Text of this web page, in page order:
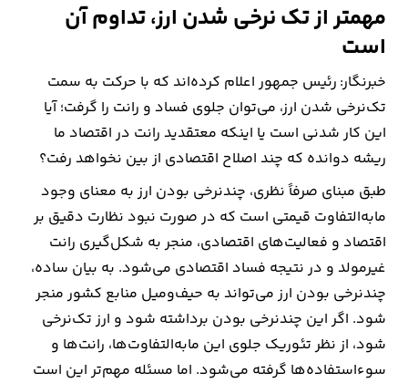
مهمتر از تک نرخی شدن ارز، تداوم آن
است
خبرنگار: رئیس جمهور اعلام کرده‌اند که با حرکت به سمت
تک‌نرخی شدن ارز، می‌توان جلوی فساد و رانت را گرفت؛ آیا
این کار شدنی است یا اینکه معتقدید رانت در اقتصاد ما
ریشه دوانده که چند اصلاح اقتصادی از بین نخواهد رفت؟
طبق مبنای صرفاً نظری، چندنرخی بودن ارز به معنای وجود
مابه‌التفاوت قیمتی است که در صورت نبود نظارت دقیق بر
اقتصاد و فعالیت‌های اقتصادی، منجر به شکل‌گیری رانت
غیرمولد و در نتیجه فساد اقتصادی می‌شود. به بیان ساده،
چندنرخی بودن ارز می‌تواند به حیف‌ومیل منابع کشور منجر
شود. اگر این چندنرخی بودن برداشته شود و ارز تک‌نرخی
شود، از نظر تئوریک جلوی این مابه‌التفاوت‌ها، رانت‌ها و
سوءاستفاده‌ها گرفته می‌شود. اما مسئله مهم‌تر این است